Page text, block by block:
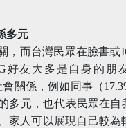
多元
，而台灣民眾在臉書或
友大多是自身的朋
關係，例如同事（
多元，也代表民眾在
家人可以展現自己較